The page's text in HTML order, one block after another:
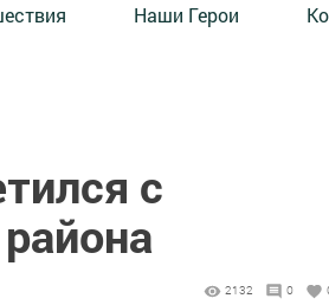
Наши Герои
с
2132 0